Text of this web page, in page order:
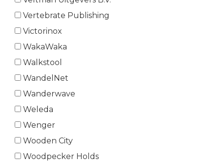
Vertebrate Publishing
Victorinox
WakaWaka
Walkstool
WandelNet
Wanderwave
Weleda
Wenger
Wooden City
Woodpecker Holds